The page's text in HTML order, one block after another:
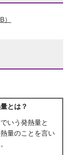
とは？
いう発熱量と
量のことを言い